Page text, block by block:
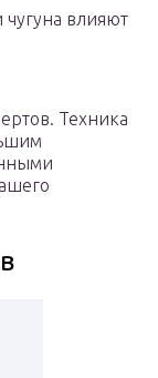
чугуна влияют
Техника